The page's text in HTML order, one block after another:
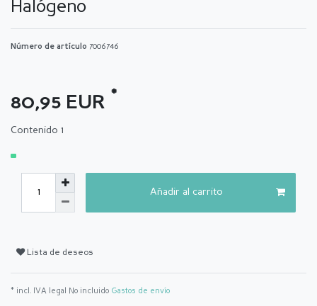
Halógeno
Número de artículo 7006746
80,95 EUR *
Contenido 1
Añadir al carrito
Lista de deseos
* incl. IVA legal No incluido Gastos de envío